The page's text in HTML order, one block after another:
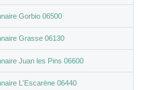
Gorbio 06500
Grasse 06130
Juan les Pins 06600
L'Escarène 06440